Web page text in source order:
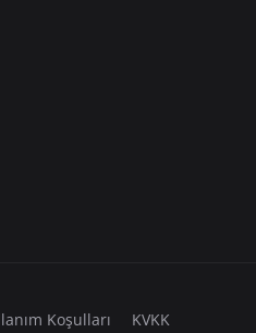
Koşulları
KVKK